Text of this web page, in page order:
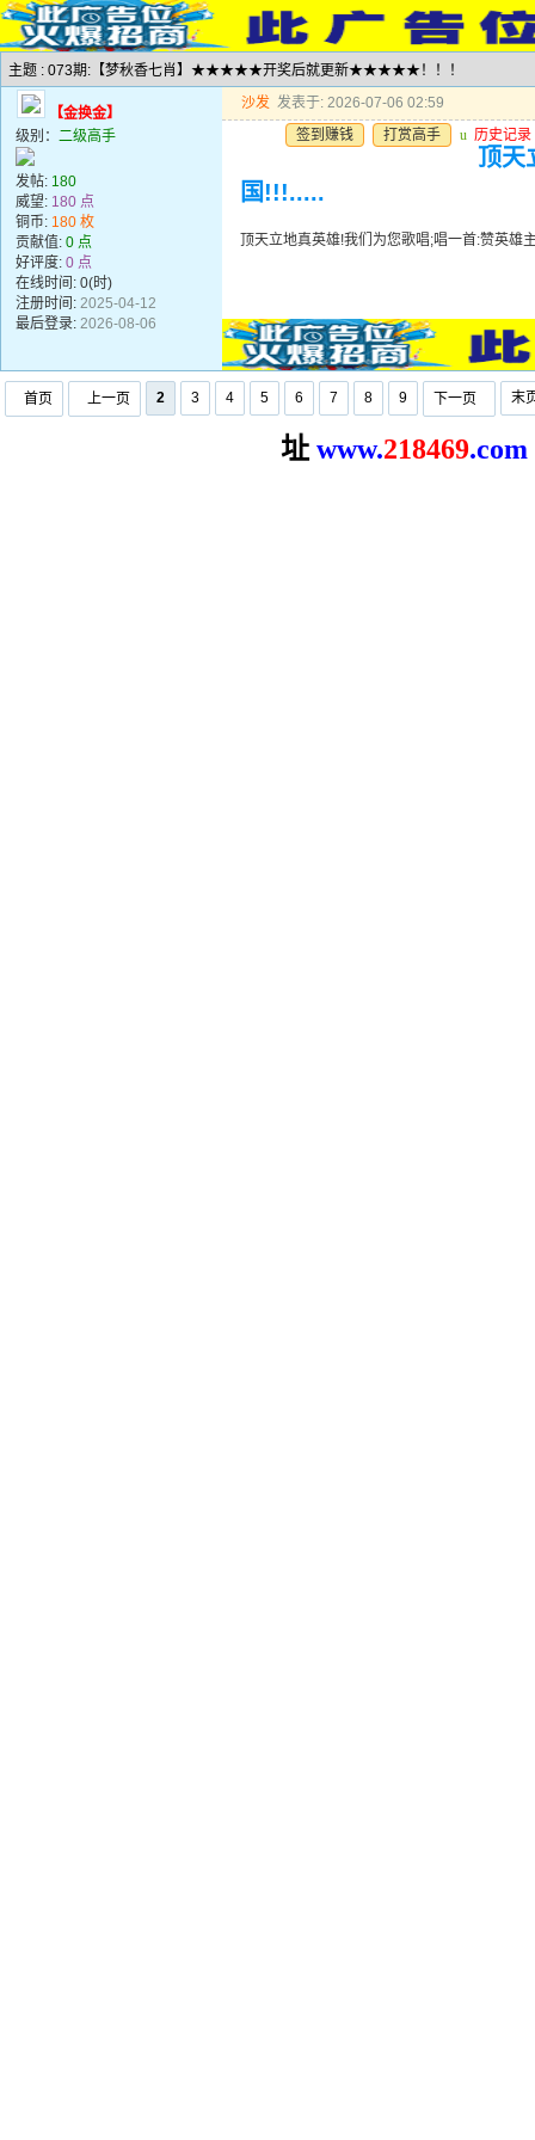
主题 : 073期:【梦秋香七肖】★★★★★开奖后就更新★★★★★！！！
【金换金】
级别： 二级高手
发帖: 180
威望: 180 点
铜币: 180 枚
贡献值: 0 点
好评度: 0 点
在线时间: 0(时)
注册时间: 2025-04-12
最后登录: 2026-08-06
沙发 发表于: 2026-07-06 02:59
签到赚钱
打赏高手 u 历史记录
顶天
国!!!.....
顶天立地真英雄!我们为您歌唱;唱一首:赞英雄
首页 上一页 2 3 4 5 6 7 8 9 下一页 末
址 www.218469.com